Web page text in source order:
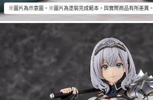
※圖片為示意圖。※圖片為塗裝完成範本，與實際商品有所差異。